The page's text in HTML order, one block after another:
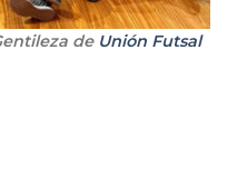
de Unión Futsal